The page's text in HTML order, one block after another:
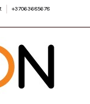
+37063685678